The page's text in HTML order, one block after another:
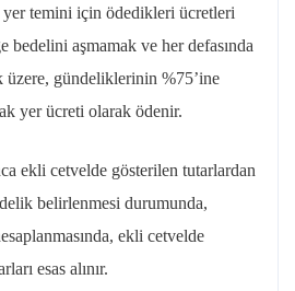
yer temini için ödedikleri ücretleri
bedelini aşmamak ve her defasında
üzere, gündeliklerinin %75’ine
yer ücreti olarak ödenir.
ekli cetvelde gösterilen tutarlardan
belirlenmesi durumunda,
ekli cetvelde
esas alınır.